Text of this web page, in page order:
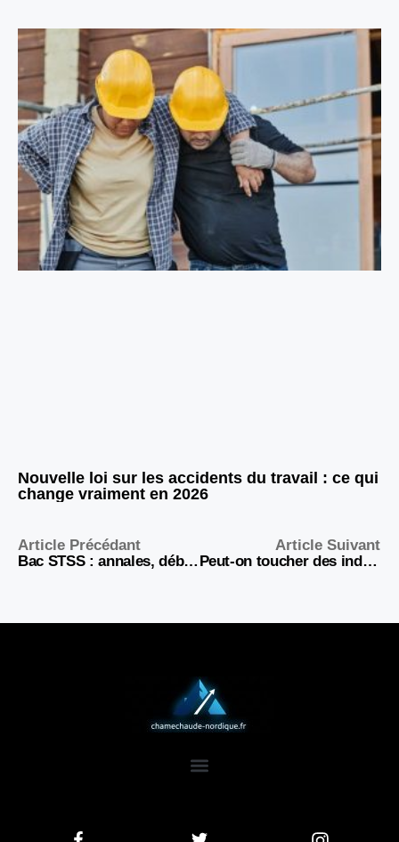
Nouvelle loi sur les accidents du travail : ce qui
change vraiment en 2026
Article Précédant
Bac STSS : annales, débouchés et conseils pour réussir 2026
Article Suivant
Peut-on toucher des indemnités de congé maternité au chômage ?